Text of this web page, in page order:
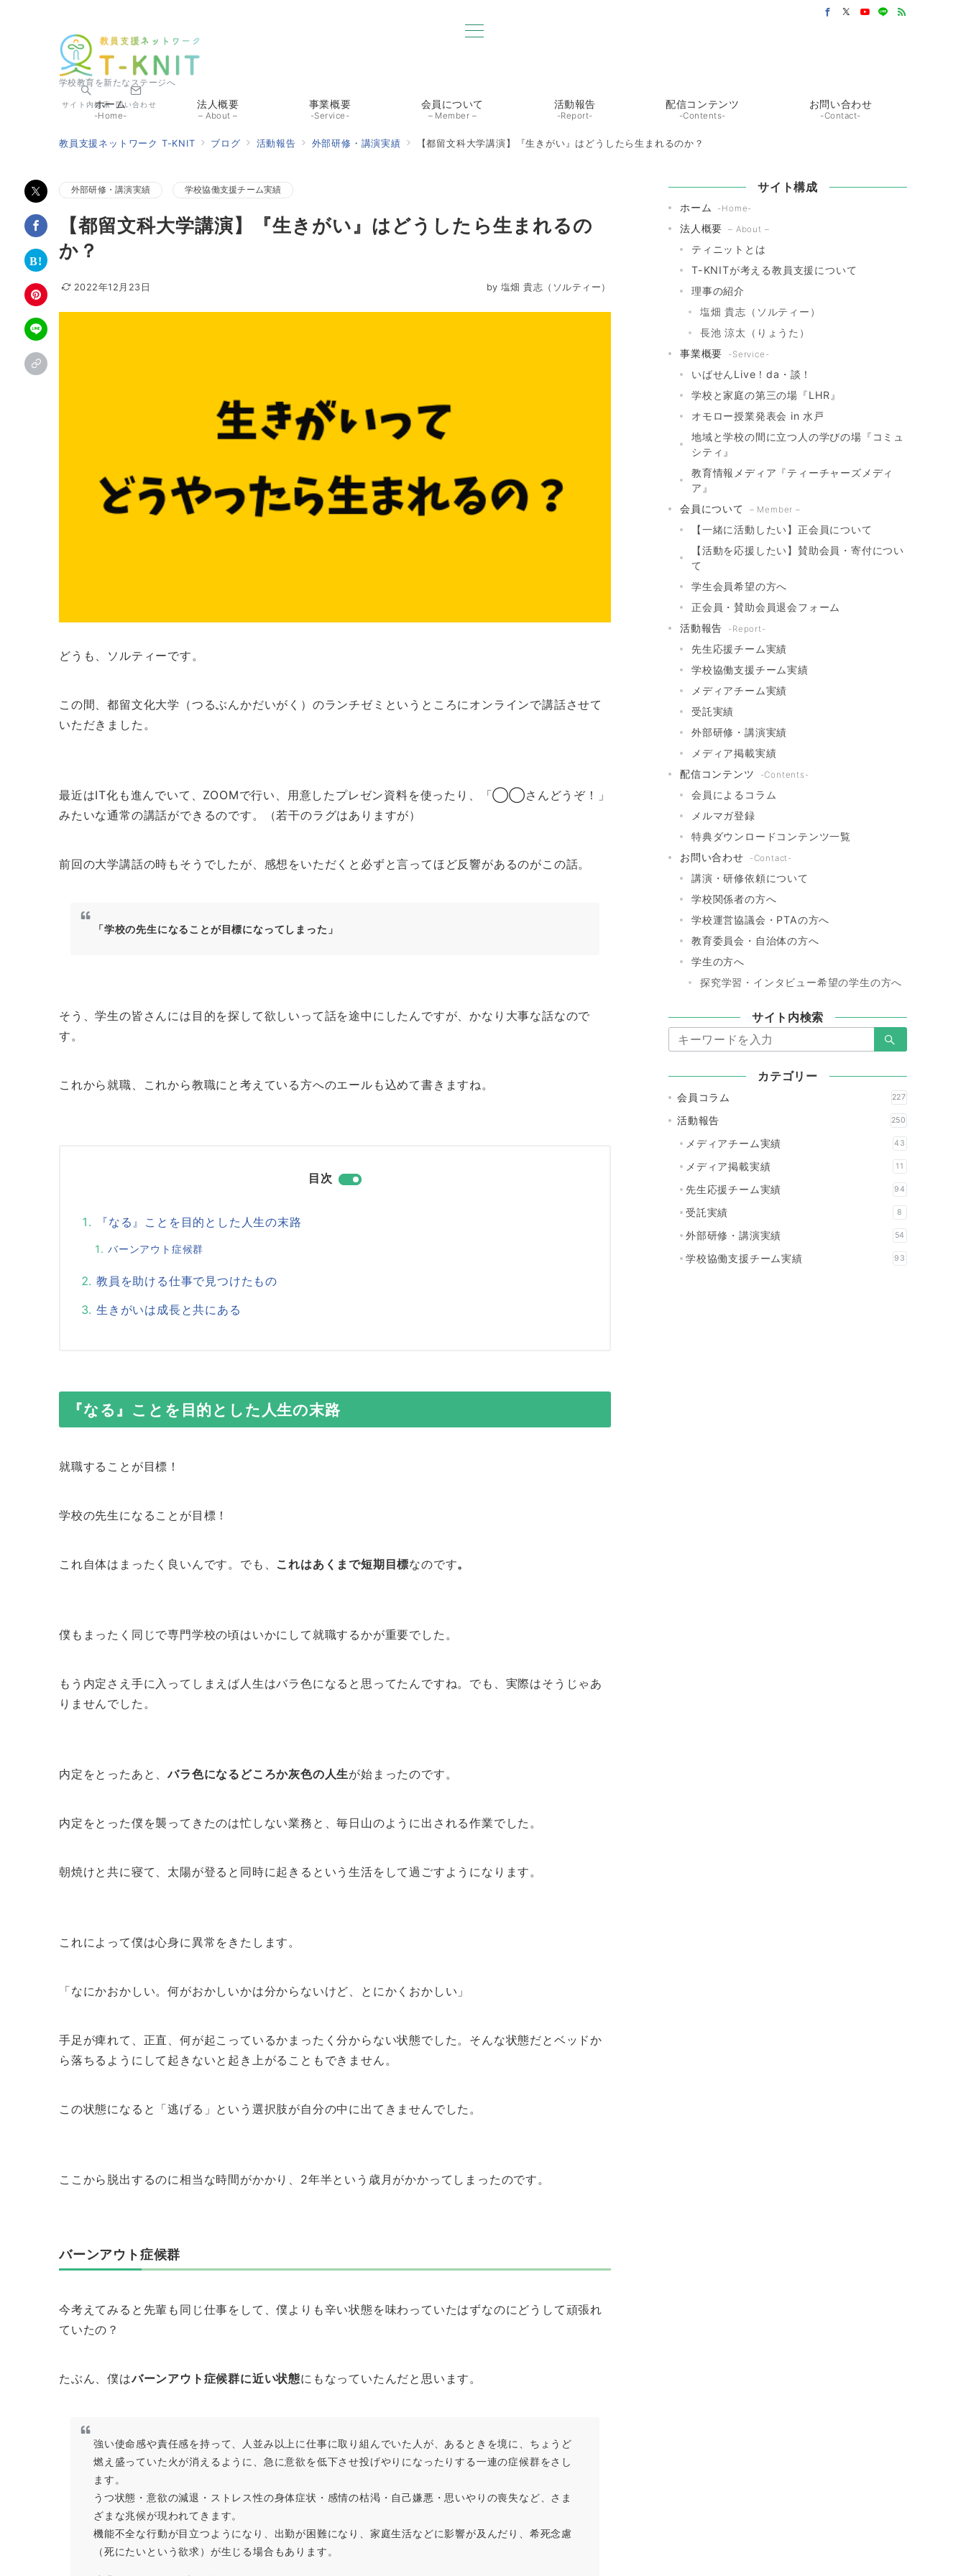
学校教育を新たなステージへ
サイト内検索 問い合わせ
ホーム
-Home-
法人概要
– About –
事業概要
-Service-
会員について
– Member –
活動報告
-Report-
配信コンテンツ
-Contents-
お問い合わせ
-Contact-
教員支援ネットワーク T-KNIT ブログ 活動報告 外部研修・講演実績 【都留文科大学講演】『生きがい』はどうしたら生まれるのか？
外部研修・講演実績 学校協働支援チーム実績
【都留文科大学講演】『生きがい』はどうしたら生まれるの
か？
2022年12月23日 by 塩畑 貴志（ソルティー）
どうも、ソルティーです。
この間、都留文化大学（つるぶんかだいがく）のランチゼミというところにオンラインで講話させて
いただきました。
最近はIT化も進んでいて、ZOOMで行い、用意したプレゼン資料を使ったり、「◯◯さんどうぞ！」
みたいな通常の講話ができるのです。（若干のラグはありますが）
前回の大学講話の時もそうでしたが、感想をいただくと必ずと言ってほど反響があるのがこの話。
「学校の先生になることが目標になってしまった」
そう、学生の皆さんには目的を探して欲しいって話を途中にしたんですが、かなり大事な話なので
す。
これから就職、これから教職にと考えている方へのエールも込めて書きますね。
目次
『なる』ことを目的とした人生の末路
バーンアウト症候群
教員を助ける仕事で見つけたもの
生きがいは成長と共にある
『なる』ことを目的とした人生の末路
就職することが目標！
学校の先生になることが目標！
これ自体はまったく良いんです。でも、 これはあくまで短期目標なのです。
僕もまったく同じで専門学校の頃はいかにして就職するかが重要でした。
もう内定さえ手に入ってしまえば人生はバラ色になると思ってたんですね。でも、実際はそうじゃあ
りませんでした。
内定をとったあと、バラ色になるどころか灰色の人生が始まったのです。
内定をとった僕を襲ってきたのは忙しない業務と、毎日山のように出される作業でした。
朝焼けと共に寝て、太陽が登ると同時に起きるという生活をして過ごすようになります。
これによって僕は心身に異常をきたします。
「なにかおかしい。何がおかしいかは分からないけど、とにかくおかしい」
手足が痺れて、正直、何が起こっているかまったく分からない状態でした。そんな状態だとベッドか
ら落ちるようにして起きないと起き上がることもできません。
この状態になると「逃げる」という選択肢が自分の中に出てきませんでした。
ここから脱出するのに相当な時間がかかり、2年半という歳月がかかってしまったのです。
バーンアウト症候群
今考えてみると先輩も同じ仕事をして、僕よりも辛い状態を味わっていたはずなのにどうして頑張れ
ていたの？
たぶん、僕はバーンアウト症候群に近い状態にもなっていたんだと思います。
強い使命感や責任感を持って、人並み以上に仕事に取り組んでいた人が、あるときを境に、ちょうど
燃え盛っていた火が消えるように、急に意欲を低下させ投げやりになったりする一連の症候群をさし
ます。
うつ状態・意欲の減退・ストレス性の身体症状・感情の枯渇・自己嫌悪・思いやりの喪失など、さま
ざまな兆候が現われてきます。
機能不全な行動が目立つようになり、出勤が困難になり、家庭生活などに影響が及んだり、希死念慮
（死にたいという欲求）が生じる場合もあります。
サイト構成
ホーム -Home-
法人概要 – About –
ティニットとは
T-KNITが考える教員支援について
理事の紹介
塩畑 貴志（ソルティー）
長池 涼太（りょうた）
事業概要
-Service-
いばせんLive！da・談！
学校と家庭の第三の場『LHR』
オモロー授業発表会 in 水戸
地域と学校の間に立つ人の学びの場『コミュ
シティ』
教育情報メディア『ティーチャーズメディ
ア』
会員について
– Member –
【一緒に活動したい】正会員について
【活動を応援したい】賛助会員・寄付につい
て
学生会員希望の方へ
正会員・賛助会員退会フォーム
活動報告
-Report-
先生応援チーム実績
学校協働支援チーム実績
メディアチーム実績
受託実績
外部研修・講演実績
メディア掲載実績
配信コンテンツ
-Contents-
会員によるコラム
メルマガ登録
特典ダウンロードコンテンツ一覧
お問い合わせ
-Contact-
講演・研修依頼について
学校関係者の方へ
学校運営協議会・PTAの方へ
教育委員会・自治体の方へ
学生の方へ
探究学習・インタビュー希望の学生の方へ
サイト内検索
索：
カテゴリー
会員コラム 227
活動報告 250
メディアチーム実績 43
メディア掲載実績 11
先生応援チーム実績 94
受託実績 8
外部研修・講演実績 54
学校協働支援チーム実績 93